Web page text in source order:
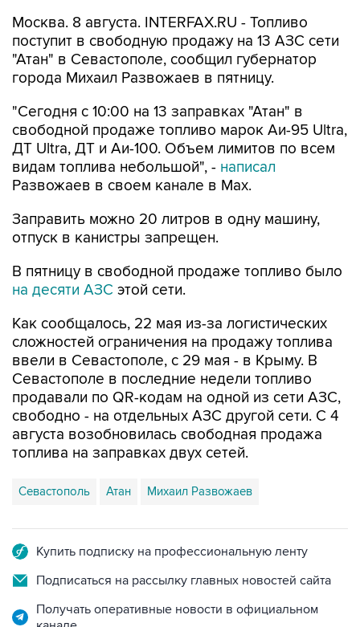
"Атан" в Севастополе, сообщил губернатор
города Михаил Развожаев в пятницу.
"Сегодня с 10:00 на 13 заправках "Атан" в
ДТ Ultra, ДТ и Аи-100. Объем лимитов по всем
видам топлива небольшой", - написал
Развожаев в своем канале в Max.
Заправить можно 20 литров в одну машину,
В пятницу в свободной продаже топливо было
Как сообщалось, 22 мая из-за логистических
ввели в Севастополе, с 29 мая - в Крыму. В
Севастополе в последние недели топливо
продавали по QR-кодам на одной из сети АЗС,
свободно - на отдельных АЗС другой сети. С 4
августа возобновилась свободная продажа
топлива на заправках двух сетей.
Севастополь Атан Михаил Развожаев
Подписаться на рассылку главных новостей сайта
Получать оперативные новости в официальном